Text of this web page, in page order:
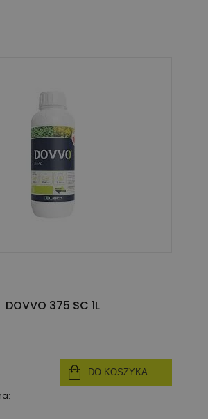
DOVVO 375 SC 1L
DO KOSZYKA